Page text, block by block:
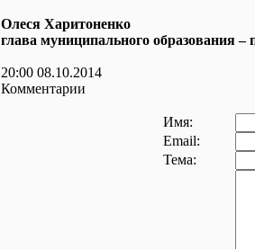
Олеся Харитоненко
глава муниципального образования –
20:00 08.10.2014
Комментарии
Имя:
Email:
Тема: